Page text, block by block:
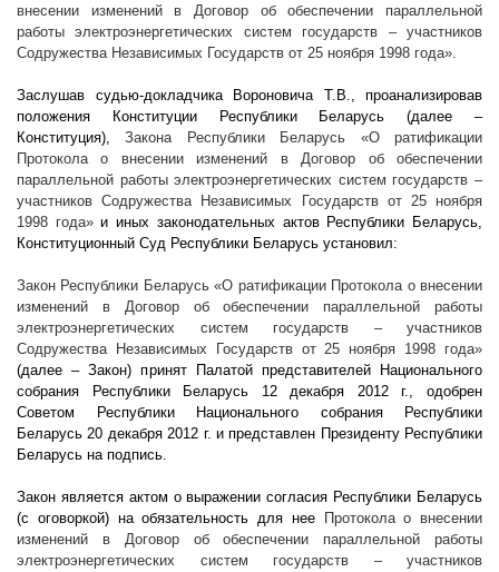
внесении изменений в Договор об обеспечении параллельной
работы электроэнергетических систем государств – участников
Содружества Независимых Государств от 25 ноября 1998 года».
Заслушав судью-докладчика Вороновича Т.В., проанализировав
положения Конституции Республики Беларусь (далее –
Конституция),Закона Республики Беларусь «О ратификации
Протокола о внесении изменений в Договор об обеспечении
параллельной работы электроэнергетических систем государств –
участников Содружества Независимых Государств от 25 ноября
1998 года»и иных законодательных актов Республики Беларусь,
Конституционный Суд Республики Беларусь установил:
Закон Республики Беларусь«О ратификации Протокола о внесении
изменений в Договор об обеспечении параллельной работы
электроэнергетических систем государств – участников
Содружества Независимых Государств от 25 ноября 1998 года»
(далее – Закон) принят Палатой представителей Национального
собрания Республики Беларусь 12 декабря 2012 г., одобрен
Советом Республики Национального собрания Республики
Беларусь 20 декабря2012 г. и представлен Президенту Республики
Беларусь на подпись.
Закон является актом о выражении согласия Республики Беларусь
(с оговоркой) на обязательность для нее
Протокола о внесении
изменений в Договор об обеспечении параллельной работы
электроэнергетических систем государств – участников